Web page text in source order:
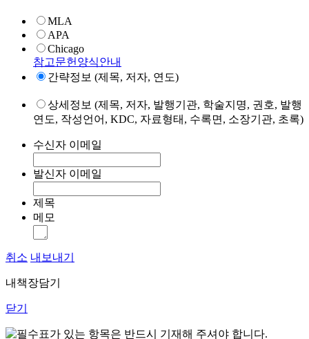
MLA
APA
Chicago
참고문헌양식안내
간략정보 (제목, 저자, 연도)
상세정보 (제목, 저자, 발행기관, 학술지명, 권호, 발행
연도, 작성언어, KDC, 자료형태, 수록면, 소장기관, 초록)
수신자 이메일
발신자 이메일
제목
메모
취소 내보내기
내책장담기
닫기
표가 있는 항목은 반드시 기재해 주셔야 합니다.